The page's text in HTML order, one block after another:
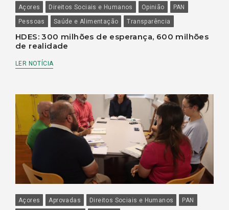
Açores Direitos Sociais e Humanos Opinião
PAN
Pessoas
Saúde e Alimentação Transparência
HDES: 300 milhões de esperança, 600 milhões
de realidade
LER NOTÍCIA
Açores Aprovadas Direitos Sociais e Humanos
PAN